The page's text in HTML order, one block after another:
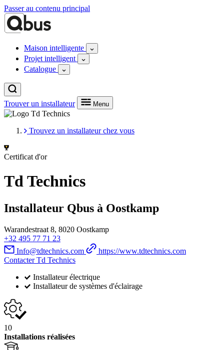
Passer au contenu principal
Maison intelligente
Projet intelligent
Catalogue
Trouver un installateur Menu
Trouvez un installateur chez vous
Certificat d'or
Td Technics
Installateur Qbus à Oostkamp
Warandestraat 8, 8020 Oostkamp
+32 495 77 71 23
Info@tdtechnics.com
https://www.tdtechnics.com
Contacter Td Technics
Installateur électrique
Installateur de systèmes d'éclairage
10
Installations réalisées